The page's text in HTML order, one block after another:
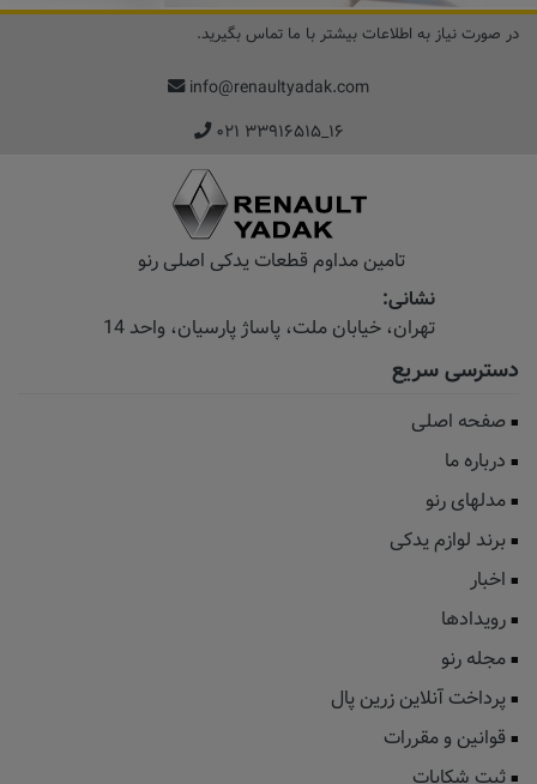
در صورت نیاز به اطلاعات بیشتر با ما تماس بگیرید.
info@renaultyadak.com
۰۲۱ ۳۳۹۱۶۵۱۵_۱۶
تامین مداوم قطعات یدکی اصلی رنو
نشانی:
تهران، خیابان‌ ملت، پاساژ‌ پارسیان، واحد 14
دسترسی سریع
صفحه اصلی
درباره ما
مدلهای رنو
برند لوازم یدکی
اخبار
رویدادها
مجله رنو
پرداخت آنلاین زرین پال
قوانین و مقررات